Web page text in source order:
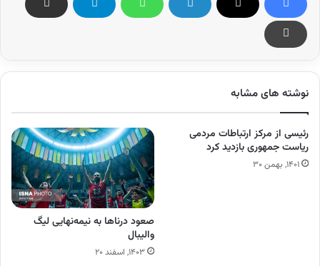
نوشته های مشابه
رئیسی از مرکز ارتباطات مردمی
ریاست جمهوری بازدید کرد
۱۴۰۱, بهمن ۳۰
صعود درناها به نیمه‌نهایی لیگ
والیبال
۱۴۰۳, اسفند ۲۰